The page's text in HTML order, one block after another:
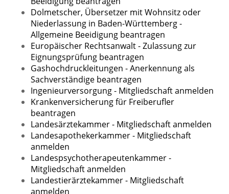
Dolmetscher, Übersetzer mit Wohnsitz oder
Niederlassung in Baden-Württemberg -
Allgemeine Beeidigung beantragen
Europäischer Rechtsanwalt - Zulassung zur
Eignungsprüfung beantragen
Gashochdruckleitungen - Anerkennung als
Sachverständige beantragen
Ingenieurversorgung - Mitgliedschaft anmelden
Krankenversicherung für Freiberufler
beantragen
Landesärztekammer - Mitgliedschaft anmelden
Landesapothekerkammer - Mitgliedschaft
anmelden
Landespsychotherapeutenkammer -
Mitgliedschaft anmelden
Landestierärztekammer - Mitgliedschaft
anmelden